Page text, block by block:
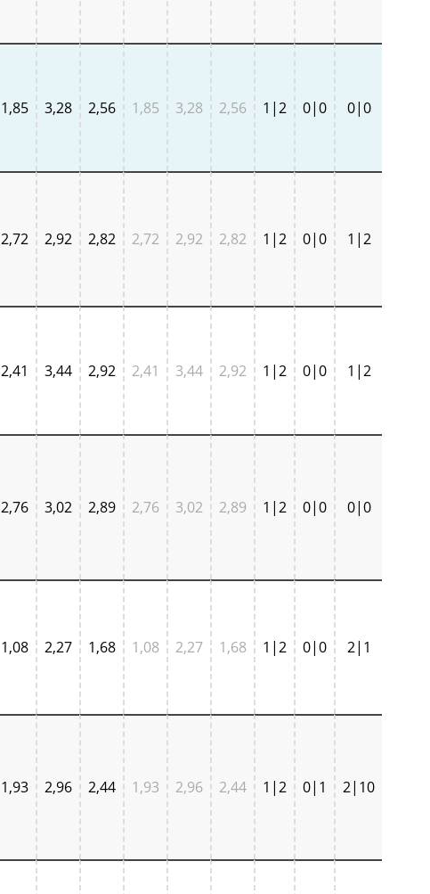
1,85 3,28 2,56 1,85 3,28 2,56 1|2 0|0 0|0
2,72 2,92 2,82 2,72 2,92 2,82 1|2 0|0 1|2
2,41 3,44 2,92 2,41 3,44 2,92 1|2 0|0 1|2
2,76 3,02 2,89 2,76 3,02 2,89 1|2 0|0 0|0
1,08 2,27 1,68 1,08 2,27 1,68 1|2 0|0 2|1
1,93 2,96 2,44 1,93 2,96 2,44 1|2 0|1 2|10